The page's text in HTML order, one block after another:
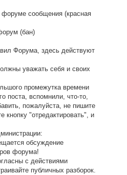
форуме сообщения (красная
(бан)
Форума, здесь действуют
уважать себя и своих
промежутка времени
поста, вспомнили, что-то,
пожалуйста, не пишите
кнопку "отредактировать", и
обсуждение
форума!
с действиями
публичных разборок.